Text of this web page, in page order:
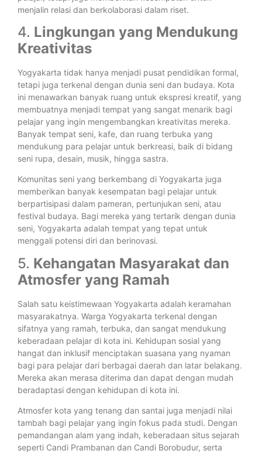
menjalin relasi dan berkolaborasi dalam riset.
4. Lingkungan yang Mendukung
Kreativitas
Yogyakarta tidak hanya menjadi pusat pendidikan formal,
tetapi juga terkenal dengan dunia seni dan budaya. Kota
ini menawarkan banyak ruang untuk ekspresi kreatif, yang
membuatnya menjadi tempat yang sangat menarik bagi
pelajar yang ingin mengembangkan kreativitas mereka.
Banyak tempat seni, kafe, dan ruang terbuka yang
mendukung para pelajar untuk berkreasi, baik di bidang
seni rupa, desain, musik, hingga sastra.
Komunitas seni yang berkembang di Yogyakarta juga
memberikan banyak kesempatan bagi pelajar untuk
berpartisipasi dalam pameran, pertunjukan seni, atau
festival budaya. Bagi mereka yang tertarik dengan dunia
seni, Yogyakarta adalah tempat yang tepat untuk
menggali potensi diri dan berinovasi.
5. Kehangatan Masyarakat dan
Atmosfer yang Ramah
Salah satu keistimewaan Yogyakarta adalah keramahan
masyarakatnya. Warga Yogyakarta terkenal dengan
sifatnya yang ramah, terbuka, dan sangat mendukung
keberadaan pelajar di kota ini. Kehidupan sosial yang
hangat dan inklusif menciptakan suasana yang nyaman
bagi para pelajar dari berbagai daerah dan latar belakang.
Mereka akan merasa diterima dan dapat dengan mudah
beradaptasi dengan kehidupan di kota ini.
Atmosfer kota yang tenang dan santai juga menjadi nilai
tambah bagi pelajar yang ingin fokus pada studi. Dengan
pemandangan alam yang indah, keberadaan situs sejarah
seperti Candi Prambanan dan Candi Borobudur, serta